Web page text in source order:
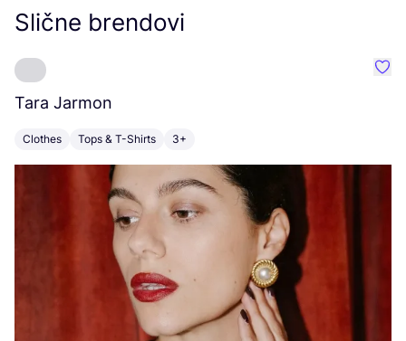
Slične brendovi
Tara Jarmon
Clothes Tops & T-Shirts 3+